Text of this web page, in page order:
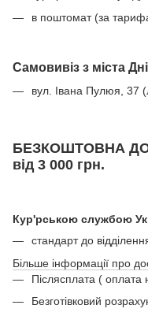
в поштомат (за
Самовивіз з міста
вул. Івана Пулюя, 37
БЕЗКОШТОВНА
від 3 000 грн.
Кур'рською службою
стандарт до
Більше інформації про
Післясплата ( оплата
Безготівковий